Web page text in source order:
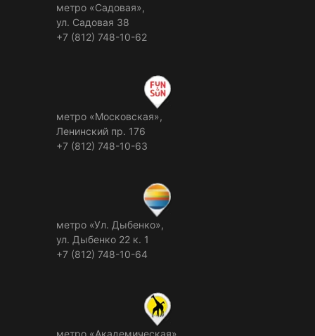
метро «Садовая»,
ул. Садовая 38
+7 (812) 748-10-62
метро «Московская»,
Ленинский пр. 176
+7 (812) 748-10-63
метро «Ул. Дыбенко»,
ул. Дыбенко 22 к. 1
+7 (812) 748-10-64